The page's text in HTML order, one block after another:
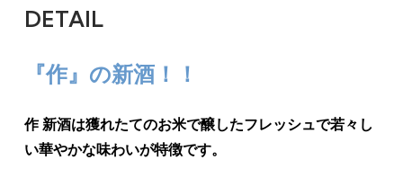
DETAIL
『作』の新酒！！
作 新酒は獲れたてのお米で醸したフレッシュで若々し
い華やかな味わいが特徴です。